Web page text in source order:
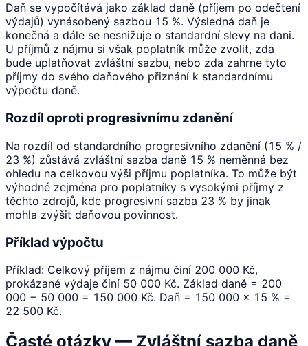
Daň se vypočítává jako základ daně (příjem po odečtení
výdajů) vynásobený sazbou 15 %. Výsledná daň je
konečná a dále se nesnižuje o standardní slevy na dani.
U příjmů z nájmu si však poplatník může zvolit, zda
bude uplatňovat zvláštní sazbu, nebo zda zahrne tyto
příjmy do svého daňového přiznání k standardnímu
výpočtu daně.
Rozdíl oproti progresivnímu zdanění
Na rozdíl od standardního progresivního zdanění (15 % /
23 %) zůstává zvláštní sazba daně 15 % neměnná bez
ohledu na celkovou výši příjmu poplatníka. To může být
výhodné zejména pro poplatníky s vysokými příjmy z
těchto zdrojů, kde progresivní sazba 23 % by jinak
mohla zvýšit daňovou povinnost.
Příklad výpočtu
Příklad: Celkový příjem z nájmu činí 200 000 Kč,
prokázané výdaje činí 50 000 Kč. Základ daně = 200
000 − 50 000 = 150 000 Kč. Daň = 150 000 × 15 % =
22 500 Kč.
Časté otázky — Zvláštní sazba daně